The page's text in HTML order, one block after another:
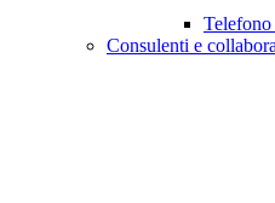
Telefono
Consulenti e